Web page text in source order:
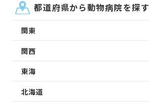
都道府県から動物病院を探す
関東
関西
東海
北海道